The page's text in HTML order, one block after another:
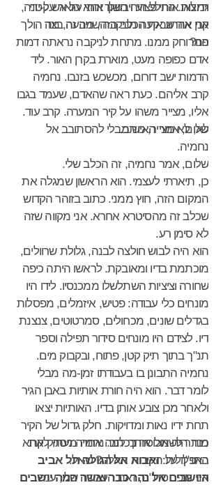
וימצאו אותי פצוע ויבשלו אותי על אש קטנה,
אני אהרוג את הכלב הזה, מה זה, מה הולך
פה?
גדולות. החלל היה חשוך והוא הואר על-ידי
קרן אור שבקעה מניקבה שניבעה בצד
המרוחק ממנו. מתחת לניקבה נראתה דמות
אדם כפופה מעט, מוארת בקרן האור. ליד
הדמות ישב דורום, מכשכש בזנבו. נחמיה
קרב אליהם. כעת ראה שהאדם, שעמד בגבו
אליו, מצייר משהו על קיר המערה. קרב עוד.
לא, לא מצייר, כותב.
שלום, אמר האיש מבלי להסתובב אל
נחמיה.
שלום, אמר נחמיה, זה הכלב שלי.
כן, תיארתי לעצמי. הוא הראשון שמגלה את
המקום הזה, חוץ ממני. כתוב בזוהר הקדוש
שכלב זה מהסיטרא אחרא. אני מקווה שזה
לא סימן רע.
הוא היה לבוש חולצה לבנה, גלולת שרוולים,
מוכתמת בדיו ומאובקת. לראשו היתה כיפה
שחורה וציציות השתלשלו ממכנסיו. לידו היו
מונחים כלי עבודה: פטיש, איזמלים, מפסלות
בגדלים שונים, מכחולים, סמרטוטים, צנצנת
דיו. לצידם היו מונחים סידור תפילה וספר
תנ"ך בתוך תיק קטן, פתוח, ובקבוק מים.
נחמיה התבונן בו בעבודתו זמן-מה מבלי
לומר דבר. הוא היה חורת אותיות באבן הגיר
ולאחר מכן צובע אותן בדיו. האותיות יצאו
תחת ידיו נאות ומדויקות. חלק גדול של הקיר
כבר היה מכוסה בכתב. נחמיה ניסה לקרוא
באפלולית:ואבוא אל הגולה תל אביב
היושבים אל נהר כבר ואשר המה יושבים
מותר לשאול אותך למה אתה מעתיק את
התנ"ך על הקירות האלה? שאל.
אני סופר סת"ם, זאת העבודה שלי, ענה